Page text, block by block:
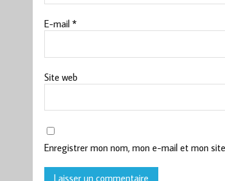
E-mail *
Site web
Enregistrer mon nom, mon e-mail et mon